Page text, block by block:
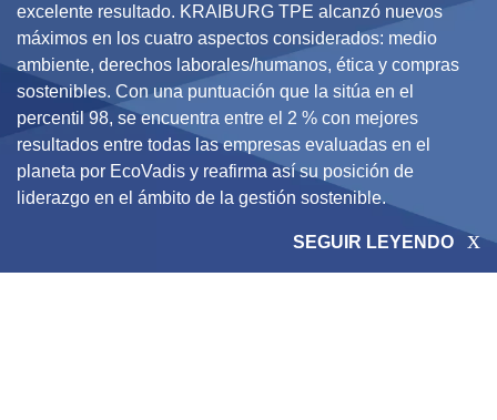
excelente resultado. KRAIBURG TPE alcanzó nuevos
máximos en los cuatro aspectos considerados: medio
ambiente, derechos laborales/humanos, ética y compras
sostenibles. Con una puntuación que la sitúa en el
percentil 98, se encuentra entre el 2 % con mejores
resultados entre todas las empresas evaluadas en el
planeta por EcoVadis y reafirma así su posición de
liderazgo en el ámbito de la gestión sostenible.
SEGUIR LEYENDO